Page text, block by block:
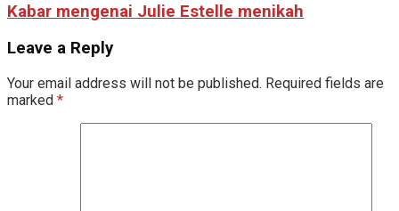
Kabar mengenai Julie Estelle menikah
Leave a Reply
Your email address will not be published. Required fields are
marked *